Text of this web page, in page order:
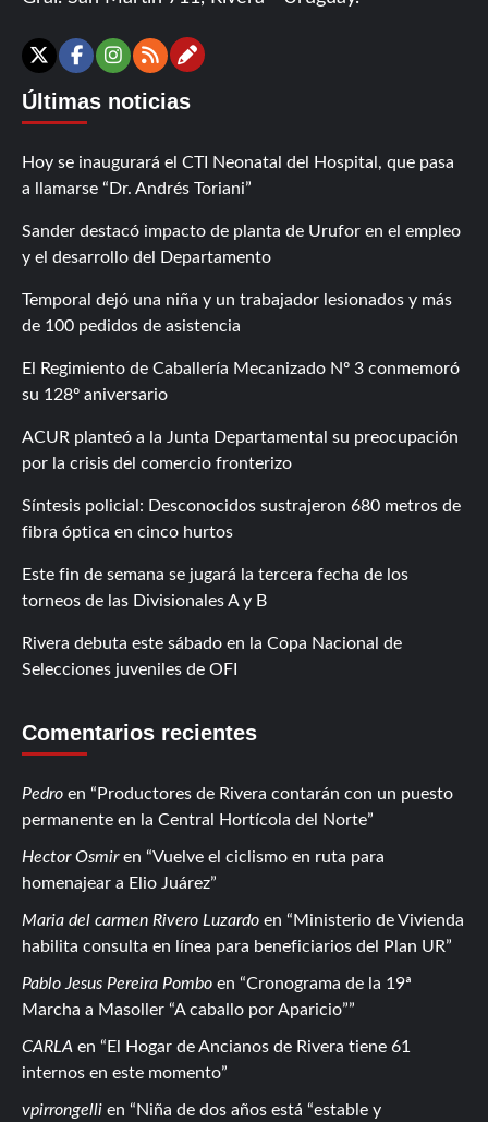
X Facebook
Instagram
RSSContáctanos
Últimas noticias
Hoy se inaugurará el CTI Neonatal del Hospital, que pasa
a llamarse “Dr. Andrés Toriani”
Sander destacó impacto de planta de Urufor en el empleo
y el desarrollo del Departamento
Temporal dejó una niña y un trabajador lesionados y más
de 100 pedidos de asistencia
El Regimiento de Caballería Mecanizado Nº 3 conmemoró
su 128º aniversario
ACUR planteó a la Junta Departamental su preocupación
por la crisis del comercio fronterizo
Síntesis policial: Desconocidos sustrajeron 680 metros de
fibra óptica en cinco hurtos
Este fin de semana se jugará la tercera fecha de los
torneos de las Divisionales A y B
Rivera debuta este sábado en la Copa Nacional de
Selecciones juveniles de OFI
Comentarios recientes
Pedro en
Productores de Rivera contarán con un puesto
permanente en la Central Hortícola del Norte
Hector Osmiren
Vuelve el ciclismo en ruta para
homenajear a Elio Juárez
Maria del carmen Rivero Luzardo en
Ministerio de Vivienda
habilita consulta en línea para beneficiarios del Plan UR
Pablo Jesus Pereira Pombo en
Cronograma de la 19ª
Marcha a Masoller “A caballo por Aparicio”
CARLA en
El Hogar de Ancianos de Rivera tiene 61
internos en este momento
vpirrongelli en Niña de dos años está “estable y